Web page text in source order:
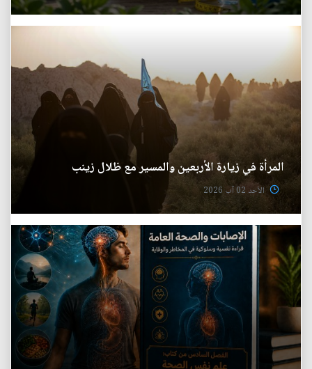
المرأة في زيارة الأربعين والمسير مع ظلال زينب
الأحد 02 آب 2026